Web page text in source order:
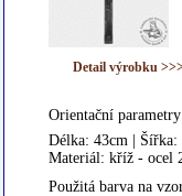
Detail výrobku
Orientační
Délka: 43cm |
Materiál: kříž - ocel
Použitá barva na